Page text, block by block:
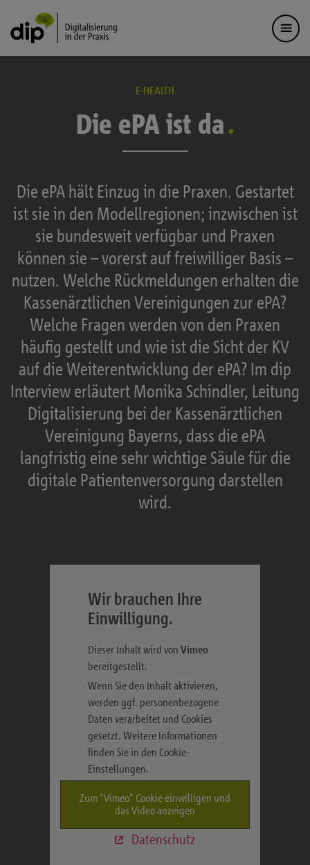
E-HEALTH
Die ePA ist da
Die ePA hält Einzug in die Praxen. Gestartet
ist sie in den Modellregionen; inzwischen ist
sie bundesweit verfügbar und Praxen
können sie – vorerst auf freiwilliger Basis –
nutzen. Welche Rückmeldungen erhalten die
Kassenärztlichen Vereinigungen zur ePA?
Welche Fragen werden von den Praxen
häufig gestellt und wie ist die Sicht der KV
auf die Weiterentwicklung der ePA? Im dip
Interview erläutert Monika Schindler, Leitung
Digitalisierung bei der Kassenärztlichen
Vereinigung Bayerns, dass die ePA
langfristig eine sehr wichtige Säule für die
digitale Patientenversorgung darstellen
wird.
Wir brauchen Ihre
Einwilligung.
Dieser Inhalt wird von Vimeo
bereitgestellt.
Wenn Sie den Inhalt aktivieren,
werden ggf. personenbezogene
Daten verarbeitet und Cookies
gesetzt. Weitere Informationen
finden Sie in den Cookie-
Einstellungen.
Zum "Vimeo" Cookie einwilligen und
das Video anzeigen
Datenschutz